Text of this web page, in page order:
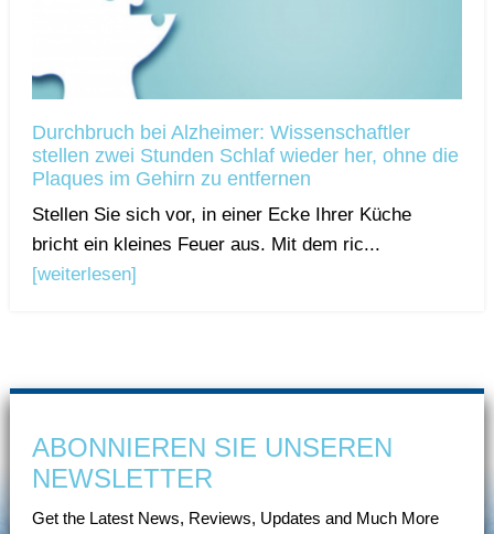
Durchbruch bei Alzheimer: Wissenschaftler
stellen zwei Stunden Schlaf wieder her, ohne die
Plaques im Gehirn zu entfernen
Stellen Sie sich vor, in einer Ecke Ihrer Küche
bricht ein kleines Feuer aus. Mit dem ric...
[weiterlesen]
ABONNIEREN SIE UNSEREN
NEWSLETTER
Get the Latest News, Reviews, Updates and Much More